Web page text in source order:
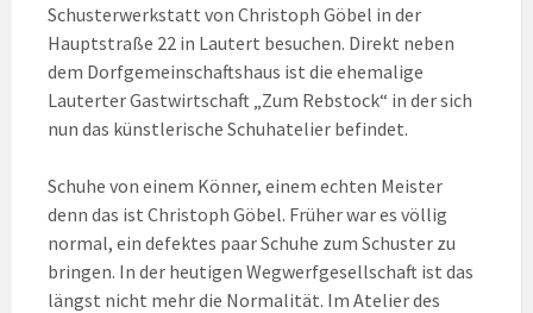
Schusterwerkstatt von Christoph Göbel in der
Hauptstraße 22 in Lautert besuchen. Direkt neben
dem Dorfgemeinschaftshaus ist die ehemalige
Lauterter Gastwirtschaft „Zum Rebstock“ in der sich
nun das künstlerische Schuhatelier befindet.
Schuhe von einem Könner, einem echten Meister
denn das ist Christoph Göbel. Früher war es völlig
normal, ein defektes paar Schuhe zum Schuster zu
bringen. In der heutigen Wegwerfgesellschaft ist das
längst nicht mehr die Normalität. Im Atelier des